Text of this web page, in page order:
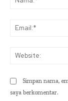
Simpan nama,
saya berkomentar.